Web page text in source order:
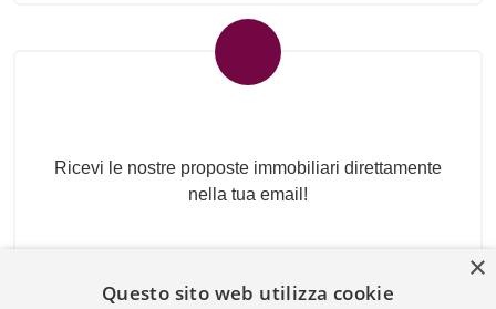
Ricevi le nostre proposte immobiliari direttamente
nella tua email!
×
Questo sito web utilizza cookie